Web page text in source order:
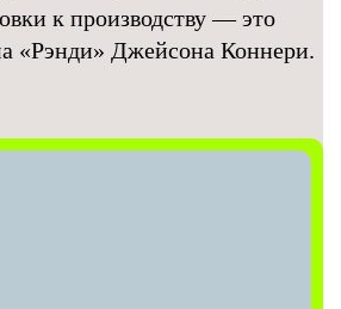
к производству — это
«Рэнди» Джейсона Коннери.